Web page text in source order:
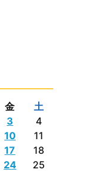
金
土
3
4
10
11
17
18
24
25